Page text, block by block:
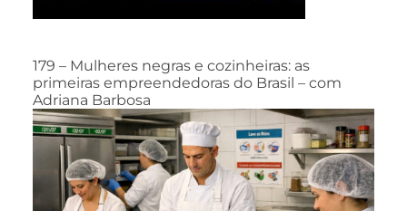
179 – Mulheres negras e cozinheiras: as
primeiras empreendedoras do Brasil – com
Adriana Barbosa